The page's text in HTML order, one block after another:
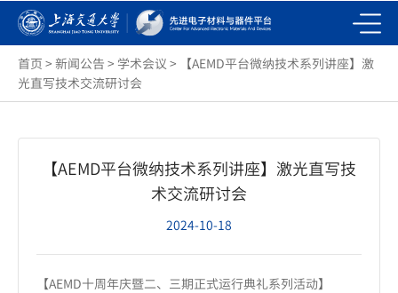
首页 > 新闻公告 > 学术会议 >
【AEMD平台微纳技术系列讲座】激
光直写技术交流研讨会
【AEMD平台微纳技术系列讲座】激光直写技
术交流研讨会
2024-10-18
【AEMD十周年庆暨二、三期正式运行典礼系列活动】